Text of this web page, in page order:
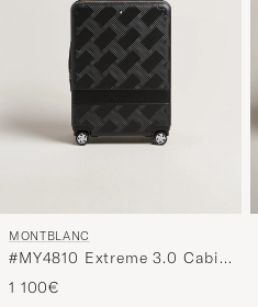
MONTBLANC
#MY4810 Extreme 3.0 Cabin
Black
1 100€